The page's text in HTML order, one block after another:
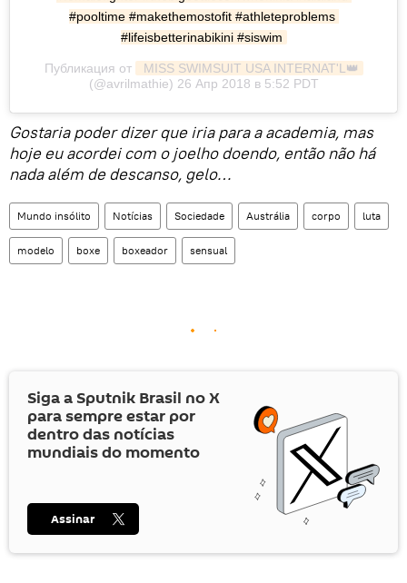
#pooltime #makethemostofit #athleteproblems
#lifeisbetterinabikini #siswim
Публикация от
MISS SWIMSUIT USA INTERNAT'L👑
(@avrilmathie) 26 Апр 2018 в 5:52 PDT
Gostaria poder dizer que iria para a academia, mas
hoje eu acordei com o joelho doendo, então não há
nada além de descanso, gelo…
Mundo insólito Notícias Sociedade Austrália corpo luta
modelo boxe boxeador sensual
Siga a Sputnik Brasil noX
para sempre estar por
dentro das notícias
mundiais do momento
Assinar